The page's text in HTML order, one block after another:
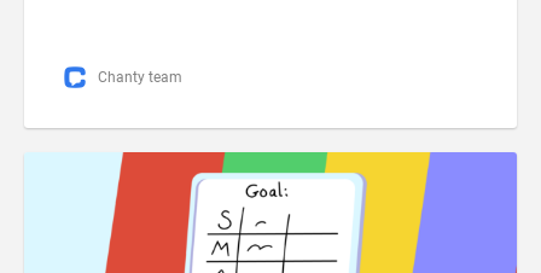
Chanty team